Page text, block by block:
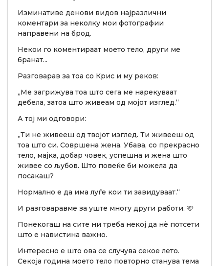
Изминативе денови видов најразлични
коментари за неколку мои фотографии
направени на брод.
Некои го коментираат моето тело, други ме
бранат...
Разговарав за тоа со Крис и му реков:
„Ме загрижува тоа што сега ме нарекуваат
дебела, затоа што живеам од мојот изглед.“
А тој ми одговори:
„Ти не живееш од твојот изглед. Ти живееш од
тоа што си. Совршена жена. Убава, со прекрасно
тело, мајка, добар човек, успешна и жена што
живее со љубов. Што повеќе би можела да
посакаш?
Нормално е да има луѓе кои ти завидуваат.“
И разговаравме за уште многу други работи. 🩷
Понекогаш на сите ни треба некој да нè потсети
што е навистина важно.
Интересно е што ова се случува секое лето.
Секоја година моето тело повторно станува тема